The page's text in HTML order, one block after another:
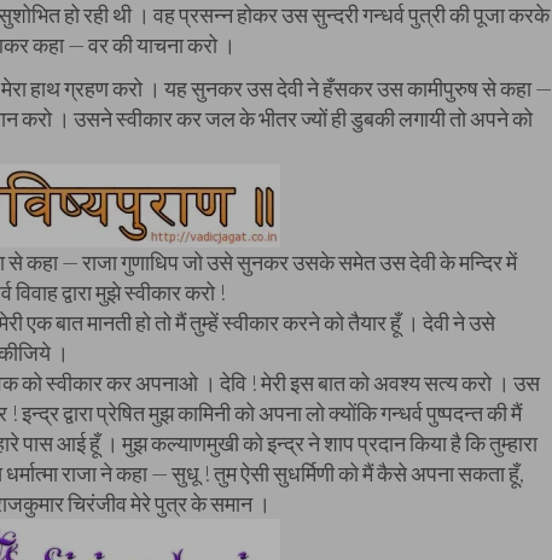
हो रही थी । वह प्रसन्न होकर उस सुन्दरी गन्धर्व पुत्री की पूजा करके
कहा — वर की याचना करो ।
मेरा हाथ ग्रहण करो । यह सुनकर उस देवी ने हँसकर उस कामीपुरुष से कहा —
करो । उसने स्वीकार कर जल के भीतर ज्यों ही डुबकी लगायी तो अपने को
से कहा — राजा गुणाधिप जो उसे सुनकर उसके समेत उस देवी के मन्दिर में
द्वारा मुझे स्वीकार करो !
एक बात मानती हो तो मैं तुम्हें स्वीकार करने को तैयार हूँ । देवी ने उसे
।
को स्वीकार कर अपनाओ । देवि ! मेरी इस बात को अवश्य सत्य करो । उस
द्वारा प्रेषित मुझ कामिनी को अपना लो क्योंकि गन्धर्व पुष्पदन्त की मैं
पास आई हूँ । मुझ कल्याणमुखी को इन्द्र ने शाप प्रदान किया है कि तुम्हारा
राजा ने कहा — सुधू ! तुम ऐसी सुधर्मिणी को मैं कैसे अपना सकता हूँ,
चिरंजीव मेरे पुत्र के समान ।